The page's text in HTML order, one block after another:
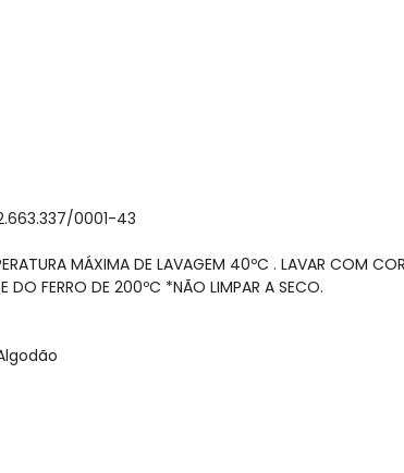
0001-43
MÁXIMA DE LAVAGEM 40ºC . LAVAR COM CORES
DO FERRO DE 200ºC *NÃO LIMPAR A SECO.